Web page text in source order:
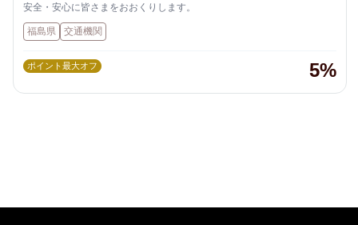
安全・安心に皆さまをおおくりします。
福島県 交通機関
ポイント最大オフ 5%